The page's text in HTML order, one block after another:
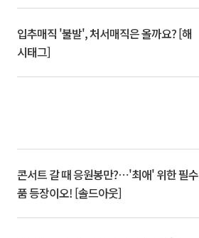
입추매직 '불발', 처서매직은 올까요? [해
시태그]
콘서트 갈 때 응원봉만?⋯'최애' 위한 필수
품 등장이오! [솔드아웃]